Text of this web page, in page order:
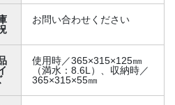
お問い合わせください
使用時／365×315×125㎜
（満水：8.6L）、収納時／
365×315×55㎜